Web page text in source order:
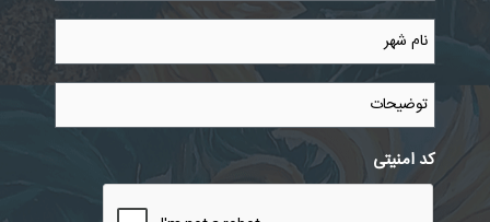
نام
شهر *
توضیحات
کد امنیتی